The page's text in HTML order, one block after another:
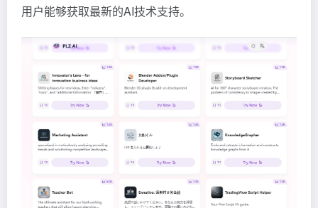
用户能够获取最新的AI技术支持。